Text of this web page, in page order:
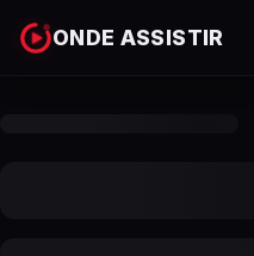
ONDE ASSISTIR